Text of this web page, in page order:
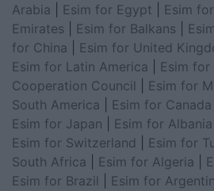
Arabia
Esim for Egypt
Esim
Emirates
Esim for Balkans
for China
Esim for United
Esim for Latin America
Esim for
Cooperation Council
Esim for
South America
Esim for Canada
Esim for Japan
Esim for Albania
Esim for Switzerland
Esim for
South Africa
Esim for Algeria
Esim for Brazil
Esim for